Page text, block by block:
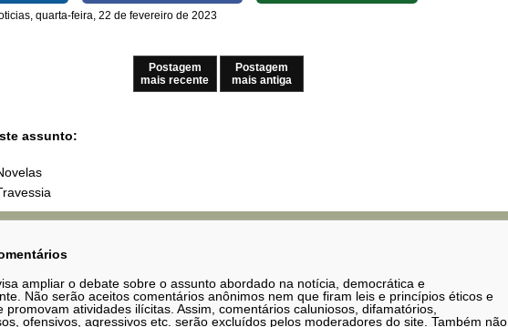
quarta-feira, 22 de fevereiro de 2023
Postagem
mais recente
Postagem
mais antiga
assunto:
ampliar o debate sobre o assunto abordado na notícia, democrática e
Não serão aceitos comentários anônimos nem que firam leis e princípios éticos e
promovam atividades ilícitas. Assim, comentários caluniosos, difamatórios,
ofensivos, agressivos etc. serão excluídos pelos moderadores do site. Também não